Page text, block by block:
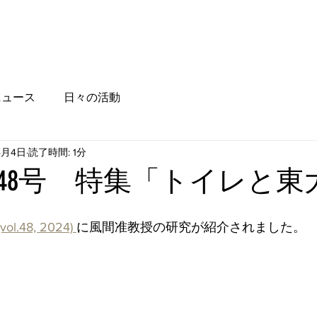
ース 日々の活動
号 特集「トイレと東
4日 読了時間: 1分
2024) に風間准教授の研究が紹介されました。